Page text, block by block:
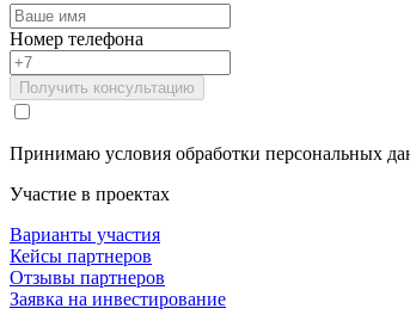
Номер телефона
Получить консультацию
Принимаю условия обработки персональных
Участие в проектах
Варианты участия
Кейсы партнеров
Отзывы партнеров
Заявка на инвестирование